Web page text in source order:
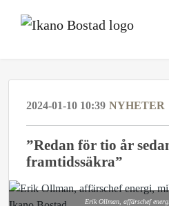
2024-01-10 10:39 NYHETER
”Redan för tio år
framtidssäkra”
Erik Ollman, affärschef